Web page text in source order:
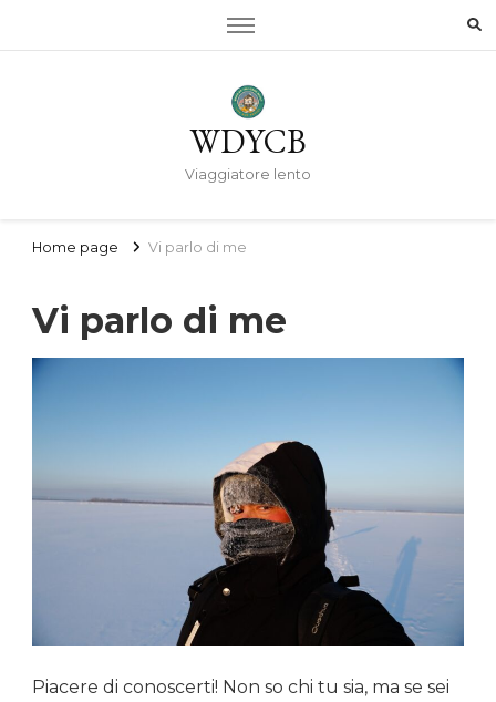
WDYCB
Viaggiatore lento
Home page Vi parlo di me
Vi parlo di me
Piacere di conoscerti! Non so chi tu sia, ma se sei